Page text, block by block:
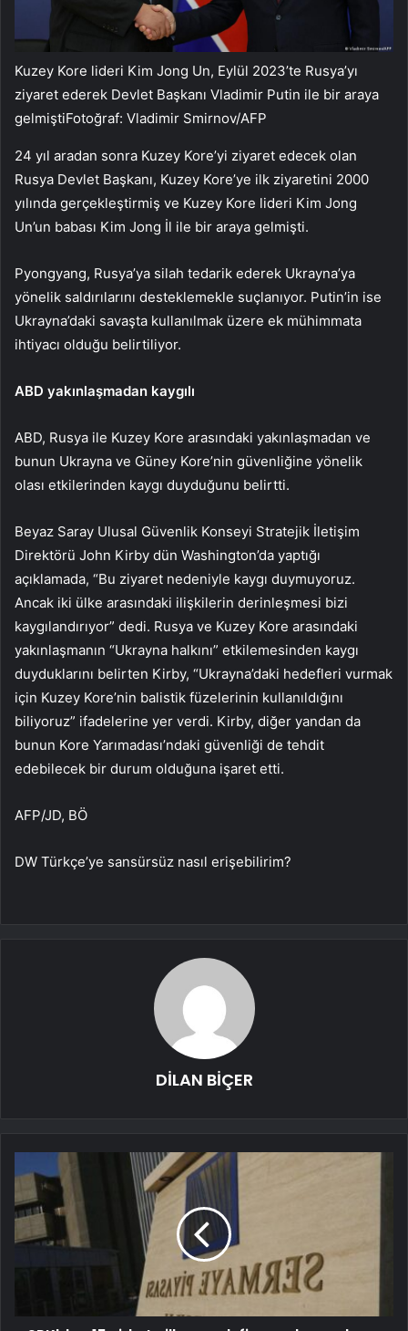
Kuzey Kore lideri Kim Jong Un, Eylül 2023’te Rusya’yı
ziyaret ederek Devlet Başkanı Vladimir Putin ile bir araya
gelmiştiFotoğraf: Vladimir Smirnov/AFP
24 yıl aradan sonra Kuzey Kore’yi ziyaret edecek olan
Rusya Devlet Başkanı, Kuzey Kore’ye ilk ziyaretini 2000
yılında gerçekleştirmiş ve Kuzey Kore lideri Kim Jong
Un’un babası Kim Jong İl ile bir araya gelmişti.
Pyongyang, Rusya’ya silah tedarik ederek Ukrayna’ya
yönelik saldırılarını desteklemekle suçlanıyor. Putin’in ise
Ukrayna’daki savaşta kullanılmak üzere ek mühimmata
ihtiyacı olduğu belirtiliyor.
ABD yakınlaşmadan kaygılı
ABD, Rusya ile Kuzey Kore arasındaki yakınlaşmadan ve
bunun Ukrayna ve Güney Kore’nin güvenliğine yönelik
olası etkilerinden kaygı duyduğunu belirtti.
Beyaz Saray Ulusal Güvenlik Konseyi Stratejik İletişim
Direktörü John Kirby dün Washington’da yaptığı
açıklamada, “Bu ziyaret nedeniyle kaygı duymuyoruz.
Ancak iki ülke arasındaki ilişkilerin derinleşmesi bizi
kaygılandırıyor” dedi. Rusya ve Kuzey Kore arasındaki
yakınlaşmanın “Ukrayna halkını” etkilemesinden kaygı
duyduklarını belirten Kirby, “Ukrayna’daki hedefleri vurmak
için Kuzey Kore’nin balistik füzelerinin kullanıldığını
biliyoruz” ifadelerine yer verdi. Kirby, diğer yandan da
bunun Kore Yarımadası’ndaki güvenliği de tehdit
edebilecek bir durum olduğuna işaret etti.
AFP/JD, BÖ
DW Türkçe’ye sansürsüz nasıl erişebilirim?
DİLAN BİÇER